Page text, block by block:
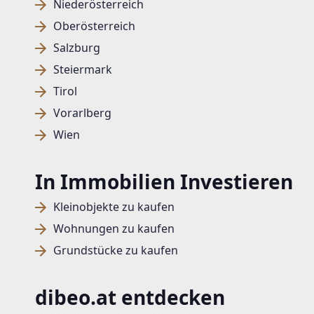
Niederösterreich
Oberösterreich
Salzburg
Steiermark
Tirol
Vorarlberg
Wien
In Immobilien Investieren
Kleinobjekte zu kaufen
Wohnungen zu kaufen
Grundstücke zu kaufen
dibeo.at entdecken